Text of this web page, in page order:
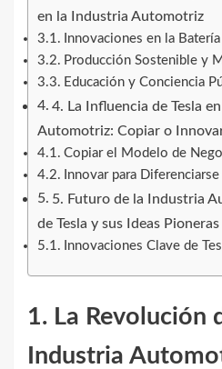
en la Industria Automotriz
Innovaciones en la
Producción Sostenible y
Educación y Conciencia
4. La Influencia de Tesla
Automotriz: Copiar o
Copiar el Modelo de
Innovar para Diferenciarse
5. Futuro de la Industria
de Tesla y sus Ideas Pioneras
Innovaciones Clave de
1. La Revolución
Industria